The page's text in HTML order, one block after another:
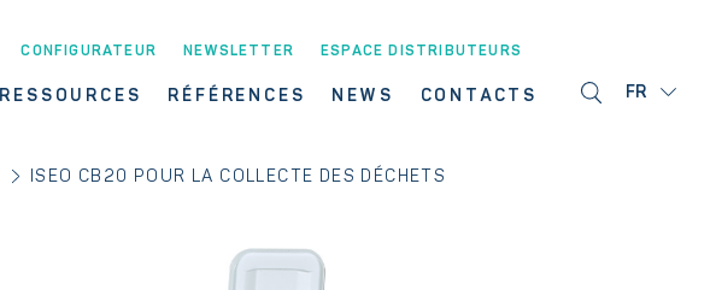
RESSOURCES RÉFÉRENCES NEWS CONTACTS
CONFIGURATEUR NEWSLETTER ESPACE DISTRIBUTEURS
FR
ISEO CB20 POUR LA COLLECTE DES DÉCHETS